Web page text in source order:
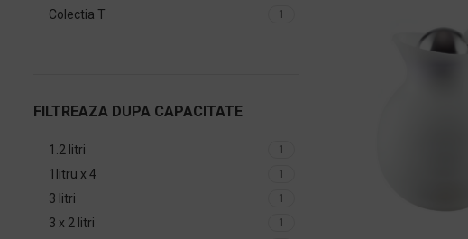
Colectia T 1
FILTREAZA DUPA CAPACITATE
1.2 litri 1
1litru x 4 1
3 litri 1
3 x 2 litri 1